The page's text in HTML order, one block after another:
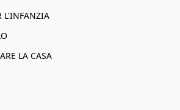
L'INFANZIA
LA CASA